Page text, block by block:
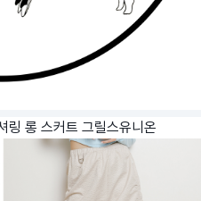
링 롱 스커트 그릴스유니온